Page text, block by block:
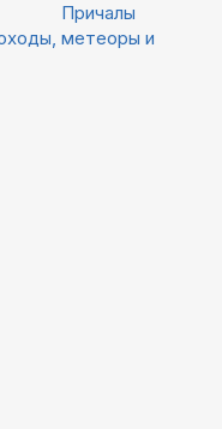
Причалы
метеоры и